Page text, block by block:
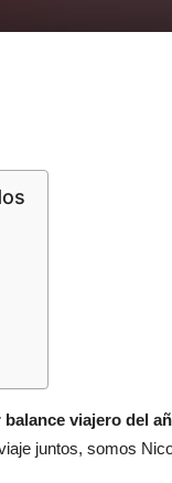
viajero del
juntos, somos